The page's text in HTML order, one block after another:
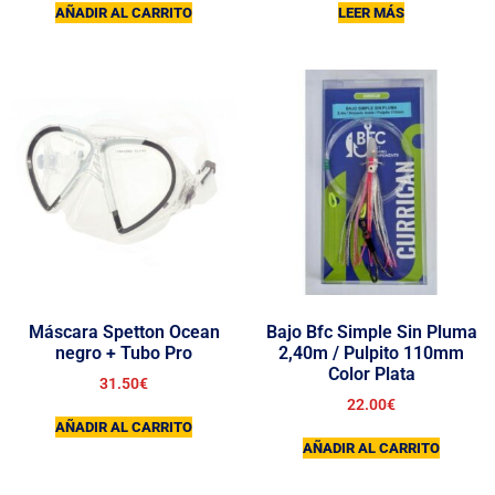
AÑADIR AL CARRITO LEER MÁS
Máscara Spetton Ocean
negro + Tubo Pro
31.50€
AÑADIR AL CARRITO
Bajo Bfc Simple Sin Pluma
2,40m / Pulpito 110mm
Color Plata
22.00€
AÑADIR AL CARRITO